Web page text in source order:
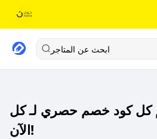
ابحث عن المتاجر
كل كود خصم حصري لـ كل
الآن!